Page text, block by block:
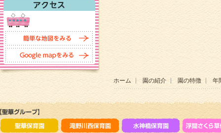
ホーム 園の紹介 園の特徴 年